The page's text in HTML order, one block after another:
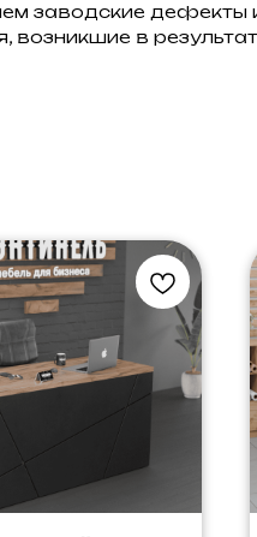
заводские дефекты
в